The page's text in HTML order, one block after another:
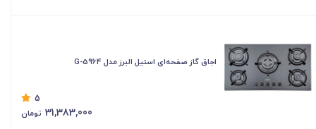
اجاق گاز صفحه‌ای استیل البرز مدل G-5964
5
31,383,000 تومان